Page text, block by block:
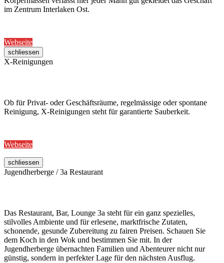
im Zentrum Interlaken Ost.
Webseite
schliessen
X-Reinigungen
Ob für Privat- oder Geschäftsräume, regelmässige oder spontane
Reinigung, X-Reinigungen steht für garantierte Sauberkeit.
Webseite
schliessen
Jugendherberge / 3a Restaurant
Das Restaurant, Bar, Lounge 3a steht für ein ganz spezielles,
stilvolles Ambiente und für erlesene, marktfrische Zutaten,
schonende, gesunde Zubereitung zu fairen Preisen. Schauen Sie
dem Koch in den Wok und bestimmen Sie mit. In der
Jugendherberge übernachten Familien und Abenteurer nicht nur
günstig, sondern in perfekter Lage für den nächsten Ausflug.